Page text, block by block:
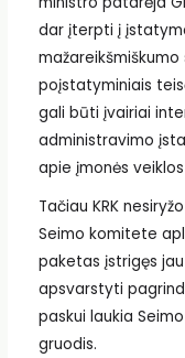
dar įterpti į
poįstatyminiais
gali būti įvairiai
administravimo
apie įmonės
Tačiau KRK
Seimo komitete
paketas įstrigęs
apsvarstyti
paskui laukia
gruodis.